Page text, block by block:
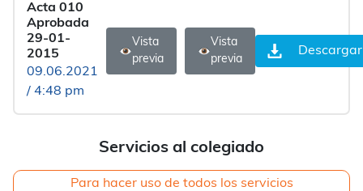
Servicios al colegiado
Para hacer uso de todos los servicios
Acta 010
Aprobada
29-01-
2015
09.06.2021
/ 4:48 pm
Vista
previa
Vista
previa
Descargar